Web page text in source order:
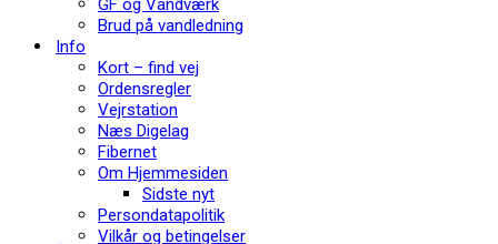
GF og Vandværk
Brud på vandledning
Info
Kort – find vej
Ordensregler
Vejrstation
Næs Digelag
Fibernet
Om Hjemmesiden
Sidste nyt
Persondatapolitik
Vilkår og betingelser